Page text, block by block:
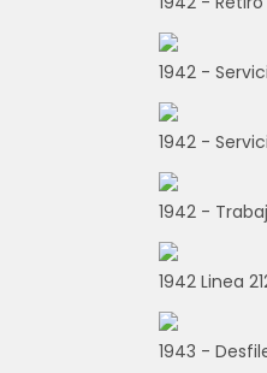
1942 -
1942 -
1942 -
1942 Linea
1943 -